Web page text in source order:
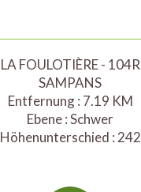
LA FOULOTIÈRE - 104R
SAMPANS
Entfernung : 7.19 KM
Ebene : Schwer
Höhenunterschied : 242